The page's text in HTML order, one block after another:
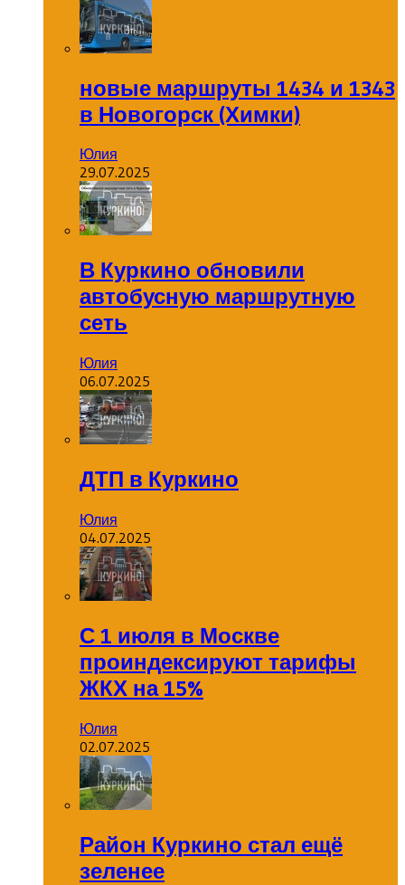
новые маршруты 1434 и 1343
в Новогорск (Химки)
Юлия
29.07.2025
В Куркино обновили
автобусную маршрутную
сеть
Юлия
06.07.2025
ДТП в Куркино
Юлия
04.07.2025
С 1 июля в Москве
проиндексируют тарифы
ЖКХ на 15%
Юлия
02.07.2025
Район Куркино стал ещё
зеленее